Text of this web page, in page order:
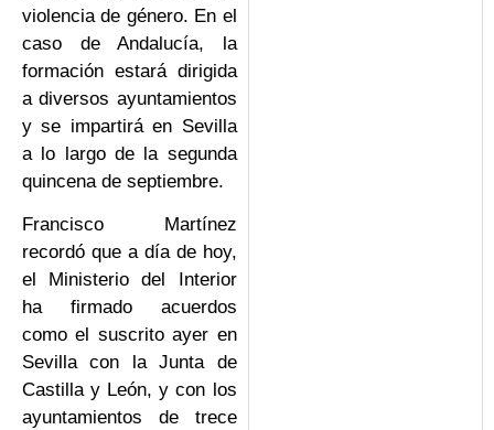
violencia de género. En el
caso de Andalucía, la
formación estará dirigida
a diversos ayuntamientos
y se impartirá en Sevilla
a lo largo de la segunda
quincena de septiembre.
Francisco Martínez
recordó que a día de hoy,
el Ministerio del Interior
ha firmado acuerdos
como el suscrito ayer en
Sevilla con la Junta de
Castilla y León, y con los
ayuntamientos de trece